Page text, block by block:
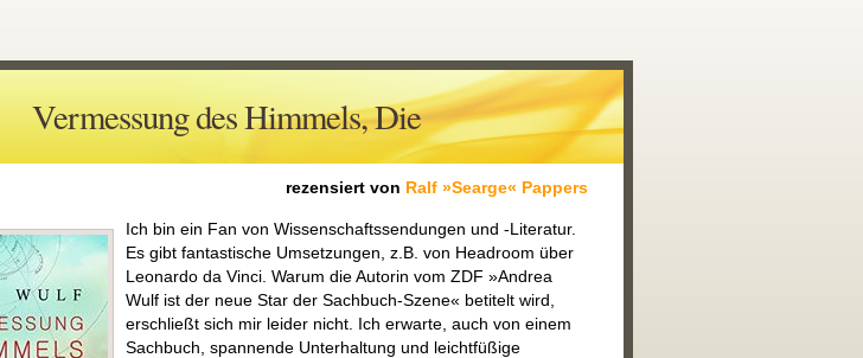
Vermessung des Himmels, Die
rezensiert von Ralf »Searge« Pappers
Ich bin ein Fan von Wissenschaftssendungen und -Literatur.
Es gibt fantastische Umsetzungen, z.B. von Headroom über
Leonardo da Vinci. Warum die Autorin vom ZDF »Andrea
Wulf ist der neue Star der Sachbuch-Szene« betitelt wird,
erschließt sich mir leider nicht. Ich erwarte, auch von einem
Sachbuch, spannende Unterhaltung und leichtfüßige